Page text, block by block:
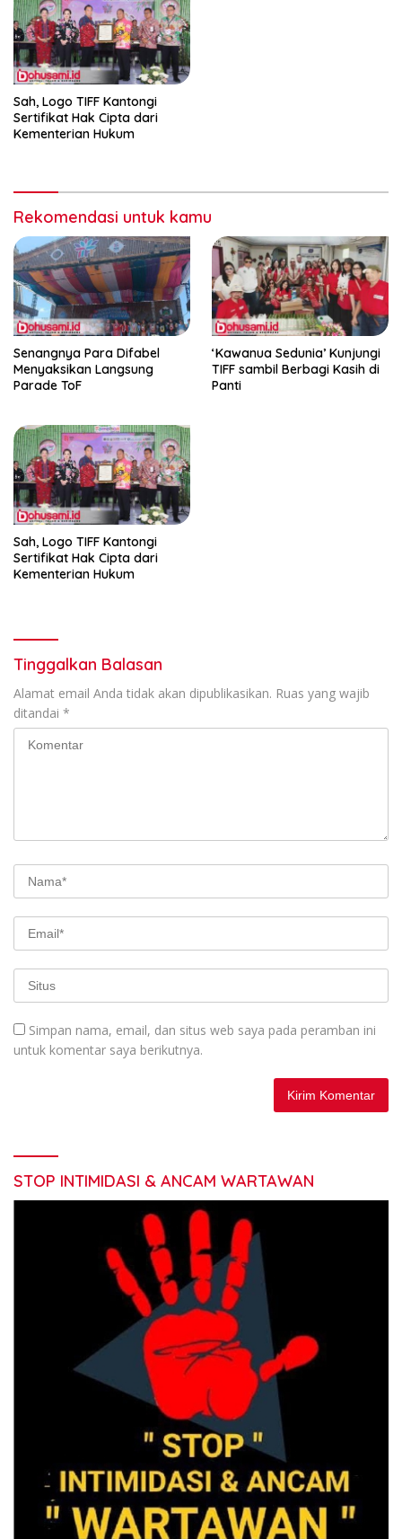
Sah, Logo TIFF Kantongi
Sertifikat Hak Cipta dari
Kementerian Hukum
Rekomendasi untuk kamu
Senangnya Para Difabel
Menyaksikan Langsung
Parade ToF
‘Kawanua Sedunia’ Kunjungi
TIFF sambil Berbagi Kasih di
Panti
Sah, Logo TIFF Kantongi
Sertifikat Hak Cipta dari
Kementerian Hukum
Tinggalkan Balasan
Alamat email Anda tidak akan dipublikasikan. Ruas yang wajib
ditandai *
Simpan nama, email, dan situs web saya pada peramban ini
untuk komentar saya berikutnya.
STOP INTIMIDASI & ANCAM WARTAWAN